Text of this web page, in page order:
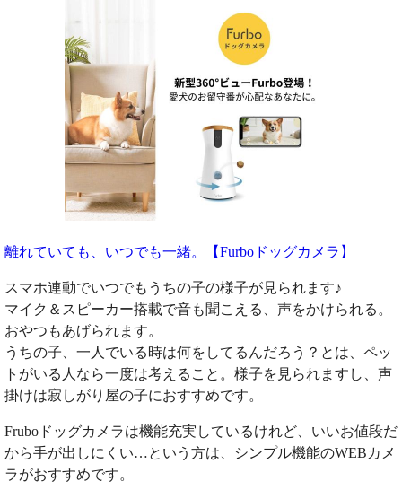
離れていても、いつでも一緒。【Furboドッグカメラ】
スマホ連動でいつでもうちの子の様子が見られます♪
マイク＆スピーカー搭載で音も聞こえる、声をかけられる。
おやつもあげられます。
うちの子、一人でいる時は何をしてるんだろう？とは、ペッ
トがいる人なら一度は考えること。様子を見られますし、声
掛けは寂しがり屋の子におすすめです。
Fruboドッグカメラは機能充実しているけれど、いいお値段だ
から手が出しにくい…という方は、シンプル機能のWEBカメ
ラがおすすめです。